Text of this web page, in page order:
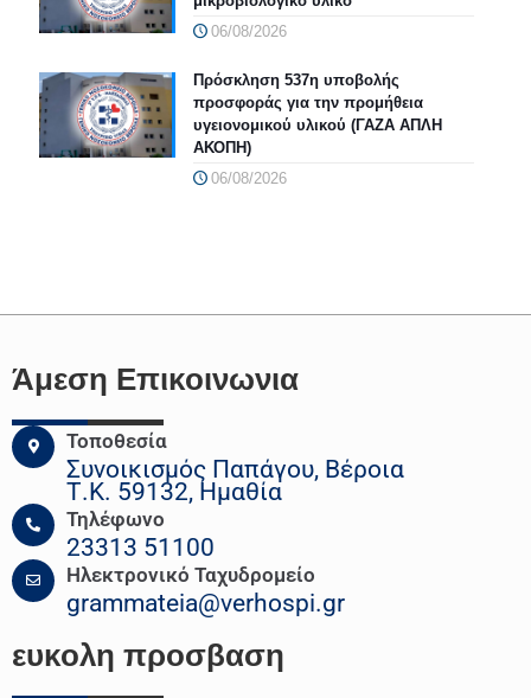
06/08/2026
Πρόσκληση 537η υποβολής
προσφοράς για την προμήθεια
υγειονομικού υλικού (ΓΑΖΑ ΑΠΛΗ
ΑΚΟΠΗ)
06/08/2026
Άμεση Επικοινωνια
Τοποθεσία
Συνοικισμός Παπάγου, Βέροια
Τ.Κ. 59132, Ημαθία
Τηλέφωνο
23313 51100
Ηλεκτρονικό Ταχυδρομείο
grammateia@verhospi.gr
ευκολη προσβαση